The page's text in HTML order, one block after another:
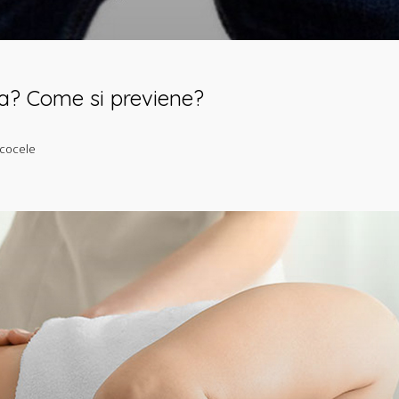
Come si previene?